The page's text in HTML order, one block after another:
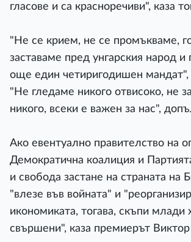
гласове и са красноречиви", каза
"Не се крием, не се промъкваме,
заставаме пред унгарския народ и
още един четиригодишен мандат",
"Не гледаме никого отвисоко, не
никого, всеки е важен за нас",
Ако евентуално правителство на
Демократична коалиция и
и свобода застане на страната на
"влезе във войната" и
икономиката, тогава, скъпи млади
свършени", каза премиерът